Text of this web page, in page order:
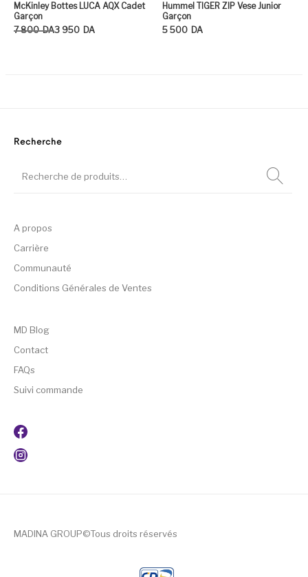
McKinley Bottes LUCA AQX Cadet
Garçon
7 800 DA
Le prix initial était : 7 800DA.
3 950 DA
Le prix actuel est : 3 950DA.
Hummel TIGER ZIP Vese Junior
Garçon
5 500 DA
Recherche
A propos
Carrière
Communauté
Conditions Générales de Ventes
MD Blog
Contact
FAQs
Suivi commande
MADINA GROUP©Tous droits réservés